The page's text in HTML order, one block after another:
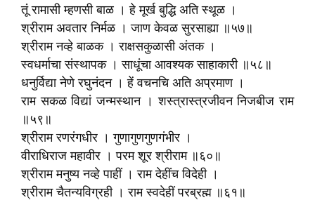
तूं रामासी म्हणसी बाळ । हे मूर्ख बुद्धि अति स्थूळ ।
श्रीराम अवतार निर्मळ । जाण केवळ सुरसाह्या ॥५७॥
श्रीराम नव्हे बाळक । राक्षसकुळासी अंतक ।
स्वधर्माचा संस्थापक । साधूंचा आवश्यक साहाकारी ॥५८॥
धनुर्विद्या नेणे रघुनंदन । हें वचनचि अति अप्रमाण ।
राम सकळ विद्यां जन्मस्थान । शस्त्रास्त्रजीवन निजबीज राम
॥५९॥
श्रीराम रणरंगधीर । गुणागुणगुणगंभीर ।
वीराधिराज महावीर । परम शूर श्रीराम ॥६०॥
श्रीराम मनुष्य नव्हे पाहीं । राम देहींच विदेही ।
श्रीराम चैतन्यविग्रही । राम स्वदेहीं परब्रह्म ॥६१॥